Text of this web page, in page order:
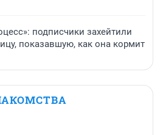
За что посадили экс-военкома
родителями вопреки всему.
бегуна и его жены
клиентов»: свежие отзывы
Башкирии курорт и бассейн